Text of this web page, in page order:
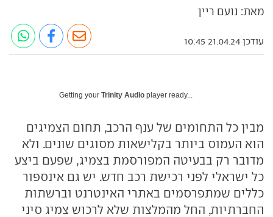
מאת: נועם ריין
עודכן 21.04.24 10:45
Getting your Trinity Audio player ready...
מבין כל התחומים של ענף הרכב, תחום הצמיגים
הוא העמוס ביותר בקלישאות מסוגים שונים. ולא
מדובר רק בבעיטה המפורסמת בצמיג, שפעם ביצע
כל ישראלי לפני רכישת רכב חדש. יש גם אינספור
כללים שמתפרסמים באתרי האינטרנט וברשתות
החברתיות, החל מהמלצות שלא לרכוש צמיג סיני